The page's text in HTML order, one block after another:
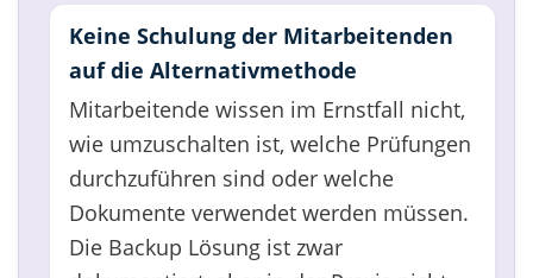
Keine Schulung der Mitarbeitenden
auf die Alternativmethode
Mitarbeitende wissen im Ernstfall nicht,
wie umzuschalten ist, welche Prüfungen
durchzuführen sind oder welche
Dokumente verwendet werden müssen.
Die Backup Lösung ist zwar